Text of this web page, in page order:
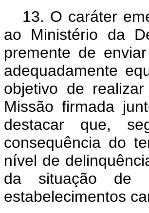
13. O caráter
ao Ministério da
premente de
adequadamente
objetivo de
Missão firmada
destacar que,
consequência do
nível de
da situação de
estabelecimentos